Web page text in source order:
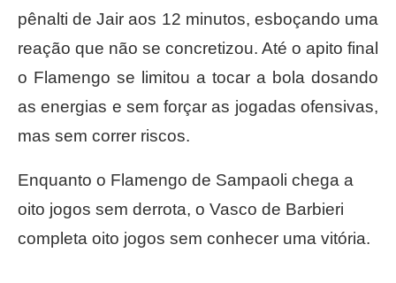
pênalti de Jair aos 12 minutos, esboçando uma
reação que não se concretizou. Até o apito final
o Flamengo se limitou a tocar a bola dosando
as energias e sem forçar as jogadas ofensivas,
mas sem correr riscos.
Enquanto o Flamengo de Sampaoli chega a
oito jogos sem derrota, o Vasco de Barbieri
completa oito jogos sem conhecer uma vitória.